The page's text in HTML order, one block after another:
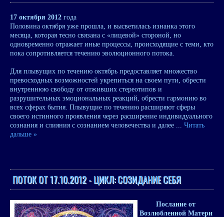
17 октября 2012 года
Половина октября уже прошла, и высветилась изнанка этого
месяца, которая тесно связана с «лицевой» стороной, но
одновременно отражает иные процессы, происходящие с теми, кто
пока сопротивляется течению эволюционного потока.
Для плывущих по течению октябрь предоставляет множество
превосходных возможностей укрепиться на своем пути, обрести
внутреннюю свободу от отживших стереотипов и
разрушительных эмоциональных реакций, обрести гармонию во
всех сферах бытия. Плывущие по течению расширяют сферы
своего истинного проявления через расширение индивидуального
сознания и слияния с сознанием человечества и далее ... Читать
дальше »
ПОТОК ОТ 17.10.2012 - ЦИКЛ: СОЗИДАНИE СЕБЯ
Послание от
Возлюбленной Матери